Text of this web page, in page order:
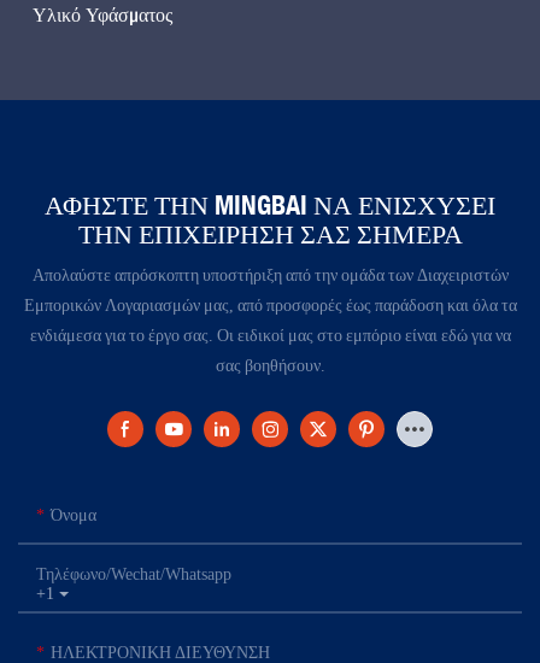
Υλικό Υφάσματος
ΑΦΉΣΤΕ ΤΗΝ MINGBAI ΝΑ ΕΝΙΣΧΎΣΕΙ
ΤΗΝ ΕΠΙΧΕΊΡΗΣΉ ΣΑΣ ΣΉΜΕΡΑ​​​​​​​​
Απολαύστε απρόσκοπτη υποστήριξη από την ομάδα των Διαχειριστών
Εμπορικών Λογαριασμών μας, από προσφορές έως παράδοση και όλα τα
ενδιάμεσα για το έργο σας. Οι ειδικοί μας στο εμπόριο είναι εδώ για να
σας βοηθήσουν.
Όνομα
+1
Τηλέφωνο/Wechat/Whatsapp
ΗΛΕΚΤΡΟΝΙΚΗ ΔΙΕΥΘΥΝΣΗ